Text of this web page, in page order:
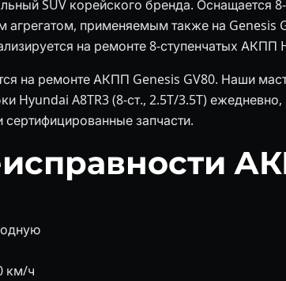
SUV корейского бренда. Оснащается
применяемым также на Genesis
на ремонте 8-ступенчатых АКПП
на ремонте АКПП Genesis GV80. Наши
Hyundai A8TR3 (8-ст., 2.5T/3.5T)
запчасти.
км/ч